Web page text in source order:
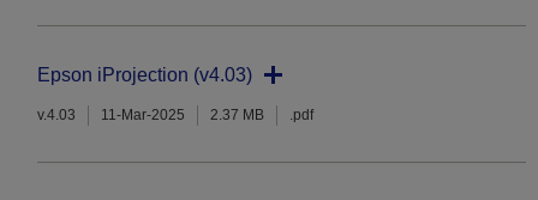
Epson iProjection (v4.03)
v.4.03 11-Mar-2025 2.37 MB .pdf